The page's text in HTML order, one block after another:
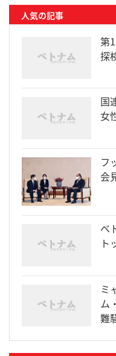
人気の記事
第
探
国
女
フ
会
ベ
ト
ミ
ム
難